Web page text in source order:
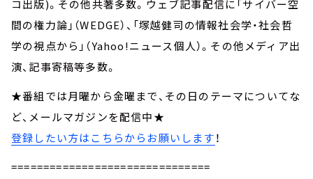
コ出版)。その他共著多数。ウェブ記事配信に「サイバー空
間の権力論」（WEDGE）、「塚越健司の情報社会学・社会哲
学の視点から」（Yahoo!ニュース個人）。その他メディア出
演、記事寄稿等多数。
★番組では月曜から金曜まで、その日のテーマについてな
ど、メールマガジンを配信中★
登録したい方はこちらからお願いします！
===============================